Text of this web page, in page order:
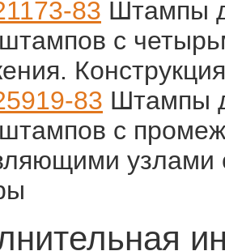
83 Штампы
с
83 Штампы
с
узлами